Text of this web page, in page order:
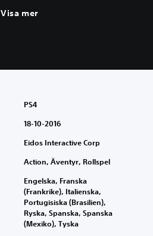
Visa mer
PS4
18-10-2016
Eidos Interactive Corp
Action, Äventyr, Rollspel
Engelska, Franska
(Frankrike), Italienska,
Portugisiska (Brasilien),
Ryska, Spanska, Spanska
(Mexiko), Tyska